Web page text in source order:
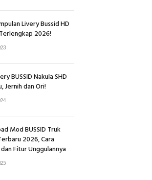
Livery Bussid HD
2026!
BUSSID Nakula SHD
Jernih dan Ori!
Mod BUSSID Truk
2026, Cara
Fitur Unggulannya